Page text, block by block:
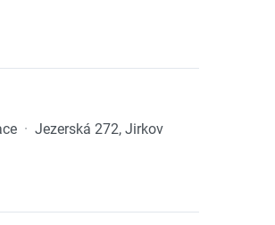
· Jezerská 272, Jirkov